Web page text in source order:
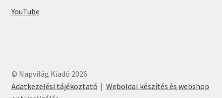
YouTube
© Napvilág Kiadó 2026
Adatkezelési tájékoztató
Weboldal készítés és webshop